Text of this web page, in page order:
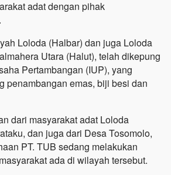
adat dengan pihak
Loloda (Halbar) dan juga Loloda
Utara (Halut), telah dikepung
Pertambangan (IUP), yang
penambangan emas, biji besi dan
dari masyarakat adat Loloda
dan juga dari Desa Tosomolo,
PT. TUB sedang melakukan
ada di wilayah tersebut.